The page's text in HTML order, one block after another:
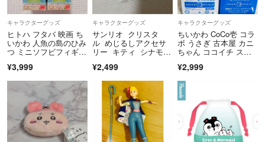
キャラクターグッズ
ヒトハ フタバ 映画 ち
いかわ 人魚の島のひみ
つ ミニソフビフィギュ
¥3,999
キャラクターグッズ
サンリオ クリスタ
ル めじるしアクセサ
リー キティ シナモ
¥2,499
キャラクターグッズ
ちいかわ CoCo壱 コラ
ボ うさぎ 古本屋 カニ
ちゃん ココイチ スプ
¥2,999